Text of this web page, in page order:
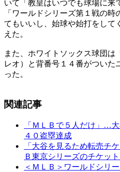
いて「教皇はいつでも球場に来
「ワールドシリーズ第１戦の
てもいいし、始球や始打をして
えた。
また、ホワイトソックス球団
レオ）と背番号１４番がついた
った。
関連記事
「ＭＬＢで５人だけ」…
４０盗塁達成
「大谷を見るため転売チ
Ｂ東京シリーズのチケッ
＜ＭＬＢ＞ワールドシリ